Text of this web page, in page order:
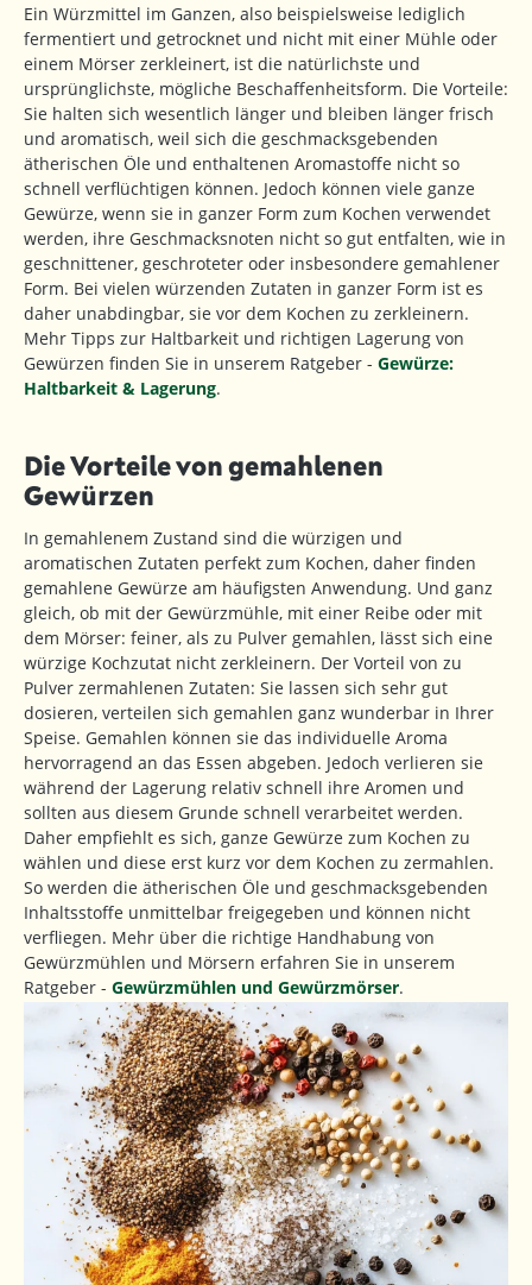
Ein Würzmittel im Ganzen, also beispielsweise lediglich
fermentiert und getrocknet und nicht mit einer Mühle oder
einem Mörser zerkleinert, ist die natürlichste und
ursprünglichste, mögliche Beschaffenheitsform. Die Vorteile:
Sie halten sich wesentlich länger und bleiben länger frisch
und aromatisch, weil sich die geschmacksgebenden
ätherischen Öle und enthaltenen Aromastoffe nicht so
schnell verflüchtigen können. Jedoch können viele ganze
Gewürze, wenn sie in ganzer Form zum Kochen verwendet
werden, ihre Geschmacksnoten nicht so gut entfalten, wie in
geschnittener, geschroteter oder insbesondere gemahlener
Form. Bei vielen würzenden Zutaten in ganzer Form ist es
daher unabdingbar, sie vor dem Kochen zu zerkleinern.
Mehr Tipps zur Haltbarkeit und richtigen Lagerung von
Gewürzen finden Sie in unserem Ratgeber - Gewürze:
Haltbarkeit & Lagerung.
Die Vorteile von gemahlenen
Gewürzen
In gemahlenem Zustand sind die würzigen und
aromatischen Zutaten perfekt zum Kochen, daher finden
gemahlene Gewürze am häufigsten Anwendung. Und ganz
gleich, ob mit der Gewürzmühle, mit einer Reibe oder mit
dem Mörser: feiner, als zu Pulver gemahlen, lässt sich eine
würzige Kochzutat nicht zerkleinern. Der Vorteil von zu
Pulver zermahlenen Zutaten: Sie lassen sich sehr gut
dosieren, verteilen sich gemahlen ganz wunderbar in Ihrer
Speise. Gemahlen können sie das individuelle Aroma
hervorragend an das Essen abgeben. Jedoch verlieren sie
während der Lagerung relativ schnell ihre Aromen und
sollten aus diesem Grunde schnell verarbeitet werden.
Daher empfiehlt es sich, ganze Gewürze zum Kochen zu
wählen und diese erst kurz vor dem Kochen zu zermahlen.
So werden die ätherischen Öle und geschmacksgebenden
Inhaltsstoffe unmittelbar freigegeben und können nicht
verfliegen. Mehr über die richtige Handhabung von
Gewürzmühlen und Mörsern erfahren Sie in unserem
Ratgeber - Gewürzmühlen und Gewürzmörser.